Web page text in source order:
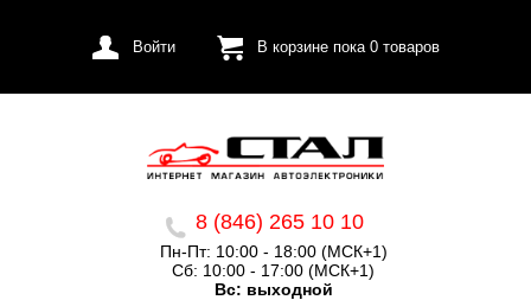
Войти В корзине пока 0товаров
8 (846) 265 10 10
Пн-Пт: 10:00 - 18:00 (МСК+1)
Сб: 10:00 - 17:00 (МСК+1)
Вс: выходной